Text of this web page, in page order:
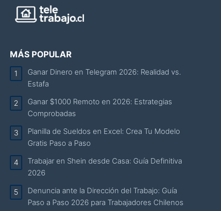
MÁS POPULAR
Ganar Dinero en Telegram 2026: Realidad vs.
Estafa
Ganar $1000 Remoto en 2026: Estrategias
Comprobadas
Planilla de Sueldos en Excel: Crea Tu Modelo
Gratis Paso a Paso
Trabajar en Shein desde Casa: Guía Definitiva
2026
Denuncia ante la Dirección del Trabajo: Guía
Paso a Paso 2026 para Trabajadores Chilenos